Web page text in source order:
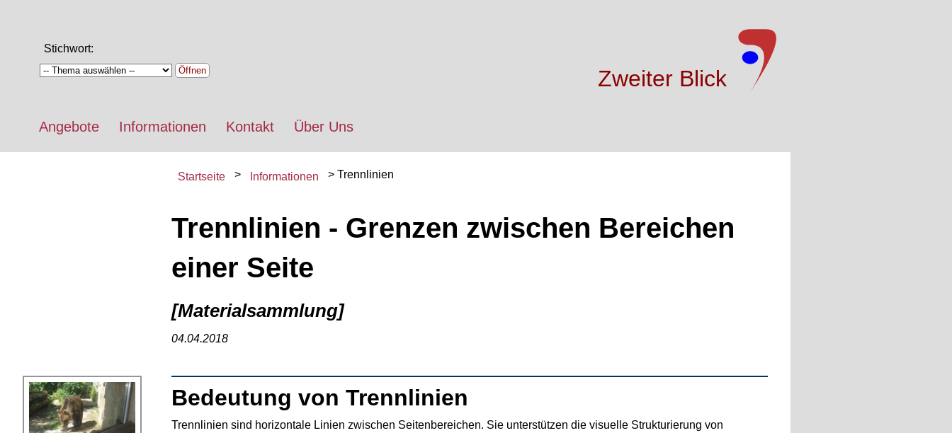
Zweiter Blick
Stichwort:
Öffnen
Angebote Informationen Kontakt Über Uns
Startseite Informationen Trennlinien
Trennlinien - Grenzen zwischen Bereichen
einer Seite
[Materialsammlung]
04.04.2018
Bedeutung von Trennlinien
Trennlinien sind horizontale Linien zwischen Seitenbereichen. Sie unterstützen die visuelle Strukturierung von